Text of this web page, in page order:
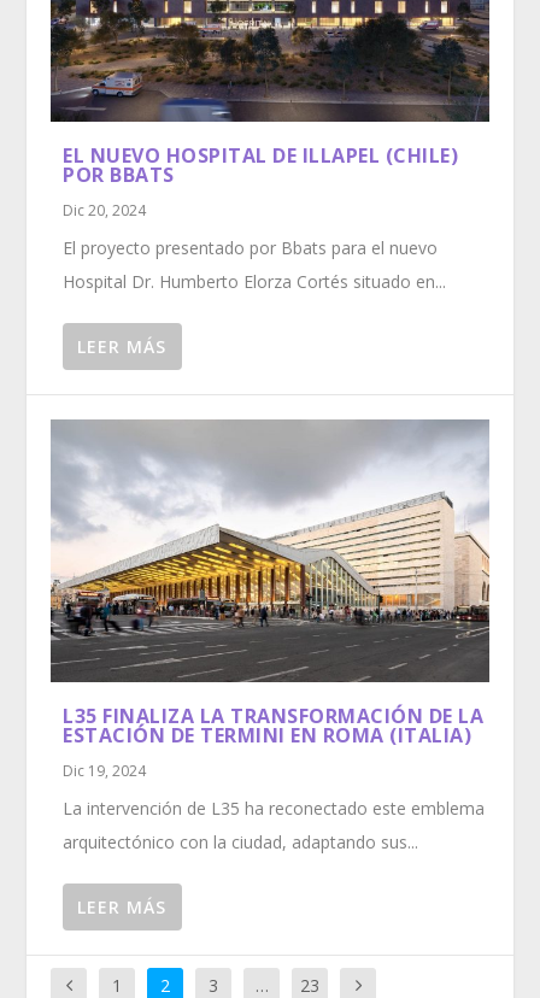
EL NUEVO HOSPITAL DE ILLAPEL (CHILE)
POR BBATS
Dic 20, 2024
El proyecto presentado por Bbats para el nuevo
Hospital Dr. Humberto Elorza Cortés situado en...
LEER MÁS
L35 FINALIZA LA TRANSFORMACIÓN DE LA
ESTACIÓN DE TERMINI EN ROMA (ITALIA)
Dic 19, 2024
La intervención de L35 ha reconectado este emblema
arquitectónico con la ciudad, adaptando sus...
LEER MÁS
1 2 3 … 23